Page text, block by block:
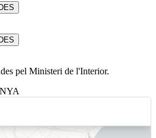
pel Ministeri de l'Interior.